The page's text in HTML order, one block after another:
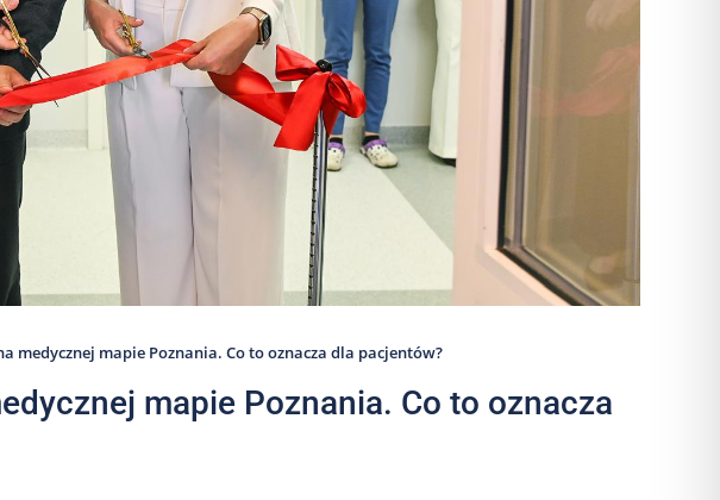
medycznej mapie Poznania. Co to oznacza dla pacjentów?
mapie Poznania. Co to oznacza